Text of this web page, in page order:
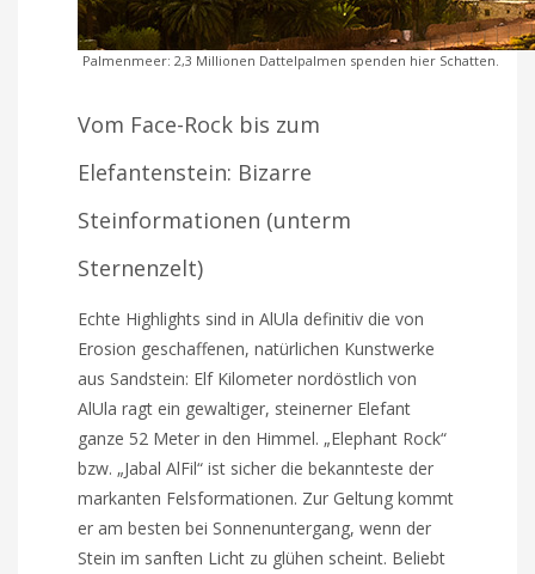
Palmenmeer: 2,3 Millionen Dattelpalmen spenden hier Schatten.
Vom Face-Rock bis zum
Elefantenstein: Bizarre
Steinformationen (unterm
Sternenzelt)
Echte Highlights sind in AlUla definitiv die von
Erosion geschaffenen, natürlichen Kunstwerke
aus Sandstein: Elf Kilometer nordöstlich von
AlUla ragt ein gewaltiger, steinerner Elefant
ganze 52 Meter in den Himmel. „Elephant Rock“
bzw. „Jabal AlFil“ ist sicher die bekannteste der
markanten Felsformationen. Zur Geltung kommt
er am besten bei Sonnenuntergang, wenn der
Stein im sanften Licht zu glühen scheint. Beliebt